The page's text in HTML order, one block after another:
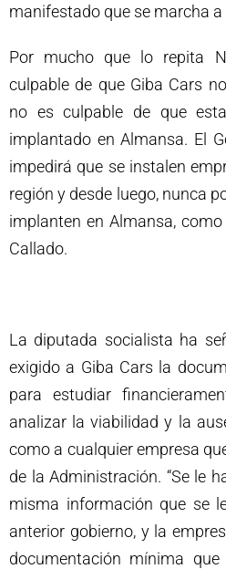
manifestado que se marcha
Por mucho que lo repita
culpable de que Giba Cars
no es culpable de que
implantado en Almansa. El
impedirá que se instalen
región y desde luego, nunca
implanten en Almansa,
Callado.
La diputada socialista ha
exigido a Giba Cars la
para estudiar
analizar la viabilidad y la
como a cualquier empresa
de la Administración. “Se le
misma información que se
anterior gobierno, y la
documentación mínima